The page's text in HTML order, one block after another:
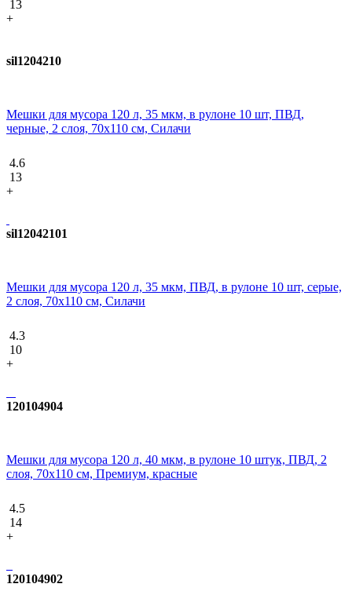
13
+
sil1204210
Мешки для мусора 120 л, 35 мкм, в рулоне 10 шт, ПВД,
черные, 2 слоя, 70х110 см, Силачи
4.6
13
+
sil12042101
Мешки для мусора 120 л, 35 мкм, ПВД, в рулоне 10 шт, серые,
2 слоя, 70х110 см, Силачи
4.3
10
+
120104904
Мешки для мусора 120 л, 40 мкм, в рулоне 10 штук, ПВД, 2
слоя, 70x110 см, Премиум, красные
4.5
14
+
120104902